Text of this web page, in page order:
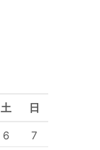
土 日
6
7